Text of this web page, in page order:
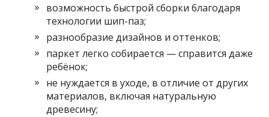
возможность быстрой сборки благодаря
технологии шип-паз;
разнообразие дизайнов и оттенков;
паркет легко собирается — справится даже
ребёнок;
не нуждается в уходе, в отличие от других
материалов, включая натуральную
древесину;